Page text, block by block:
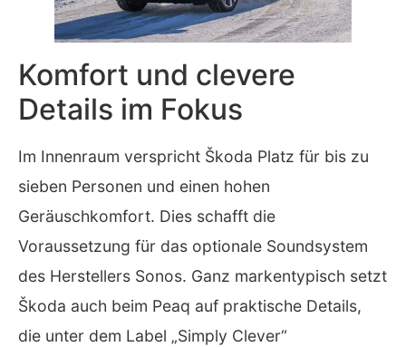
Komfort und clevere
Details im Fokus
Im Innenraum verspricht Škoda Platz für bis zu
sieben Personen und einen hohen
Geräuschkomfort. Dies schafft die
Voraussetzung für das optionale Soundsystem
des Herstellers Sonos. Ganz markentypisch setzt
Škoda auch beim Peaq auf praktische Details,
die unter dem Label „Simply Clever“